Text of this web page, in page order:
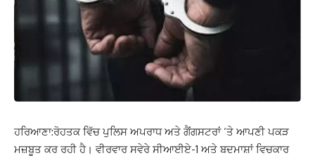
ਹਰਿਆਣਾ:ਰੋਹਤਕ ਵਿੱਚ ਪੁਲਿਸ ਅਪਰਾਧ ਅਤੇ ਗੈਂਗਸਟਰਾਂ ‘ਤੇ ਆਪਣੀ ਪਕੜ
ਮਜ਼ਬੂਤ ​​ਕਰ ਰਹੀ ਹੈ। ਵੀਰਵਾਰ ਸਵੇਰੇ ਸੀਆਈਏ-1 ਅਤੇ ਬਦਮਾਸ਼ਾਂ ਵਿਚਕਾਰ